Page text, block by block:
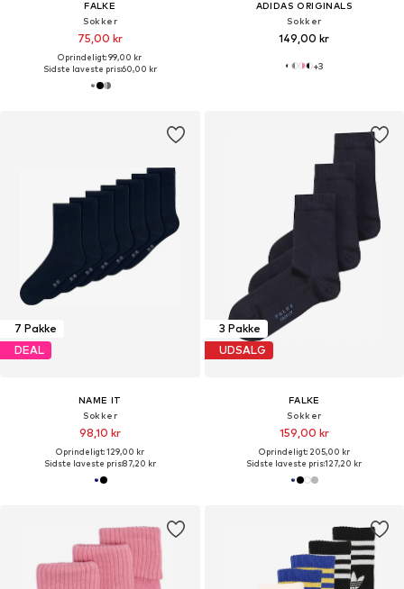
FALKE
Sokker
75,00 kr
Oprindeligt: 99,00 kr
Sidste laveste pris:60,00 kr
ADIDAS ORIGINALS
Sokker
149,00 kr
+3
7 Pakke
DEAL
NAME IT
Sokker
98,10 kr
Oprindeligt: 129,00 kr
Sidste laveste pris:87,20 kr
3 Pakke
UDSALG
FALKE
Sokker
159,00 kr
Oprindeligt: 205,00 kr
Sidste laveste pris:127,20 kr